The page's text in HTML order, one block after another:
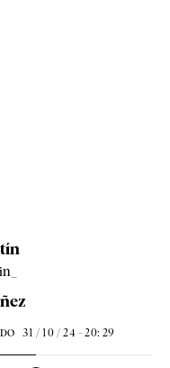
31 / 10 / 24 - 20: 29